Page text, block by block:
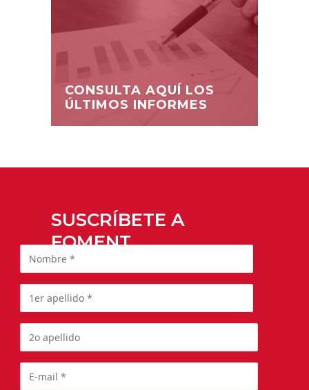
CONSULTA AQUÍ LOS
ÚLTIMOS INFORMES
SUSCRÍBETE A
FOMENT